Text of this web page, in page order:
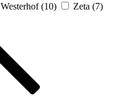
Westerhof (10) Zeta (7)